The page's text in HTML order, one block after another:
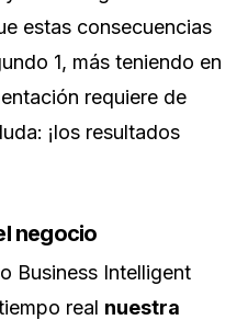
estas consecuencias
1, más teniendo en
requiere de
¡los resultados
negocio
Business Intelligent
real nuestra